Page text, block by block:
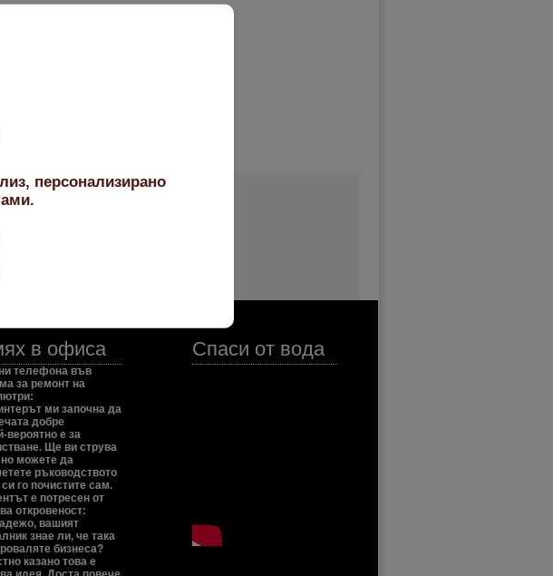
в офиса
телефона във
за ремонт на
ми започна да
добре
вероятно е за
Ще ви струва
но можете да
ръководството
го почистите сам.
е потресен от
откровеност:
вашият
знае ли, че така
бизнеса?
казано това е
Спаси от вода
персонализирано